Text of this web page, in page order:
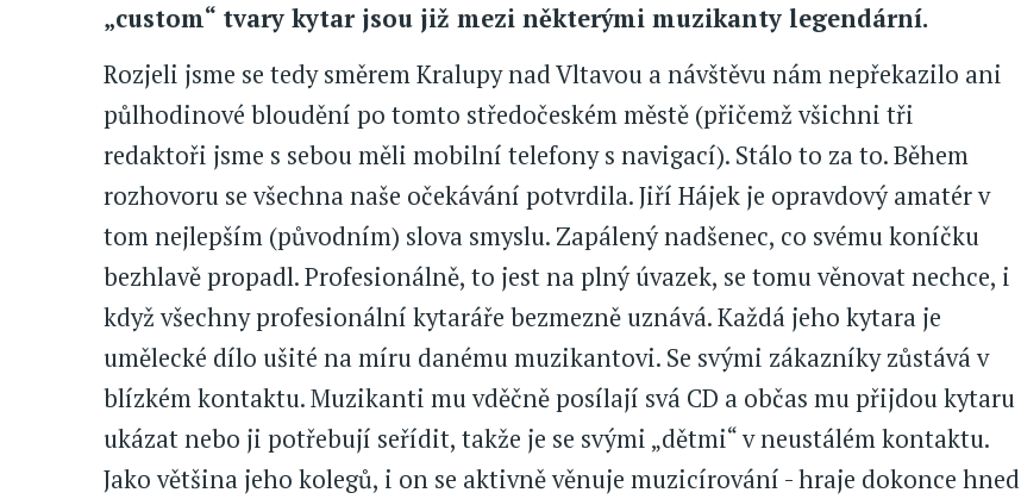
„custom“ tvary kytar jsou již mezi některými muzikanty legendární.
Rozjeli jsme se tedy směrem Kralupy nad Vltavou a návštěvu nám nepřekazilo ani
půlhodinové bloudění po tomto středočeském městě (přičemž všichni tři
redaktoři jsme s sebou měli mobilní telefony s navigací). Stálo to za to. Během
rozhovoru se všechna naše očekávání potvrdila. Jiří Hájek je opravdový amatér v
tom nejlepším (původním) slova smyslu. Zapálený nadšenec, co svému koníčku
bezhlavě propadl. Profesionálně, to jest na plný úvazek, se tomu věnovat nechce, i
když všechny profesionální kytaráře bezmezně uznává. Každá jeho kytara je
umělecké dílo ušité na míru danému muzikantovi. Se svými zákazníky zůstává v
blízkém kontaktu. Muzikanti mu vděčně posílají svá CD a občas mu přijdou kytaru
ukázat nebo ji potřebují seřídit, takže je se svými „dětmi“ v neustálém kontaktu.
Jako většina jeho kolegů, i on se aktivně věnuje muzicírování - hraje dokonce hned